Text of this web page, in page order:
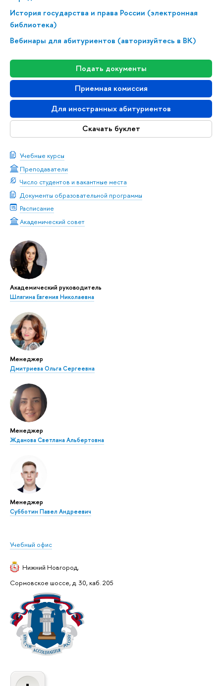
История государства и права России (электронная
библиотека)
Вебинары для абитуриентов (авторизуйтесь в ВК)
Подать документы
Приемная комиссия
Для иностранных абитуриентов
Скачать буклет
Учебные курсы
Преподаватели
Число студентов и вакантные места
Документы образовательной программы
Расписание
Академический совет
Академический руководитель
Шлягина Евгения Николаевна
Менеджер
Дмитриева Ольга Сергеевна
Менеджер
Жданова Светлана Альбертовна
Менеджер
Субботин Павел Андреевич
Учебный офис
Нижний Новгород,
Сормовское шоссе, д. 30, каб. 205